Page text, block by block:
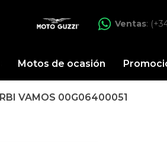
Ventas:
Motos de ocasión
VAMOS 00G06400051